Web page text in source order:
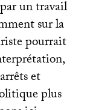
un travail
sur la
pourrait
et
plus